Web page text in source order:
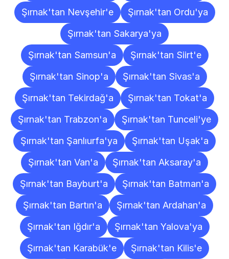
Şırnak'tan Nevşehir'e
Şırnak'tan Ordu'ya
Şırnak'tan Sakarya'ya
Şırnak'tan Samsun'a
Şırnak'tan Siirt'e
Şırnak'tan Sinop'a
Şırnak'tan Sivas'a
Şırnak'tan Tekirdağ'a
Şırnak'tan Tokat'a
Şırnak'tan Trabzon'a
Şırnak'tan Tunceli'ye
Şırnak'tan Şanlıurfa'ya
Şırnak'tan Uşak'a
Şırnak'tan Van'a
Şırnak'tan Aksaray'a
Şırnak'tan Bayburt'a
Şırnak'tan Batman'a
Şırnak'tan Bartın'a
Şırnak'tan Ardahan'a
Şırnak'tan Iğdır'a
Şırnak'tan Yalova'ya
Şırnak'tan Karabük'e
Şırnak'tan Kilis'e